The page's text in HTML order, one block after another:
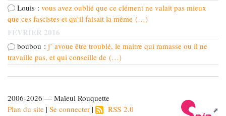
Louis : vous avez oublié que ce clément ne valait pas mieux
que ces fascistes et qu’il faisait la même (…)
FÉVRIER 2016
boubou : j’ avoue être troublé, le maitre qui ramasse ou il ne
travaille pas, et qui conseille de (…)
2006-2026 — Maïeul Rouquette
Plan du site | Se connecter | RSS 2.0